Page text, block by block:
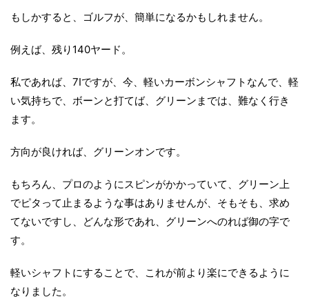
もしかすると、ゴルフが、簡単になるかもしれません。
例えば、残り140ヤード。
私であれば、7Iですが、今、軽いカーボンシャフトなんで、軽
い気持ちで、ボーンと打てば、グリーンまでは、難なく行き
ます。
方向が良ければ、グリーンオンです。
もちろん、プロのようにスピンがかかっていて、グリーン上
でピタって止まるような事はありませんが、そもそも、求め
てないですし、どんな形であれ、グリーンへのれば御の字で
す。
軽いシャフトにすることで、これが前より楽にできるように
なりました。